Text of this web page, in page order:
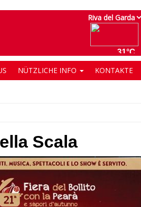
NÜTZLICHE INFO KONTAKTE
Scala